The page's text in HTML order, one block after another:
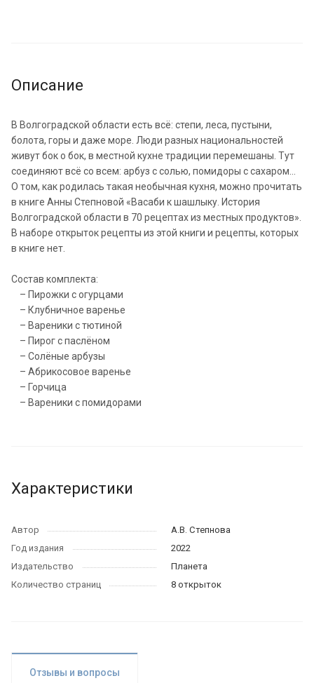
Описание
В Волгоградской области есть всё: степи, леса, пустыни,
болота, горы и даже море. Люди разных национальностей
живут бок о бок, в местной кухне традиции перемешаны. Тут
соединяют всё со всем: арбуз с солью, помидоры с сахаром...
О том, как родилась такая необычная кухня, можно прочитать
в книге Анны Степновой «Васаби к шашлыку. История
Волгоградской области в 70 рецептах из местных продуктов».
В наборе открыток рецепты из этой книги и рецепты, которых
в книге нет.
Состав комплекта:
– Пирожки с огурцами
– Клубничное варенье
– Вареники с тютиной
– Пирог с паслёном
– Солёные арбузы
– Абрикосовое варенье
– Горчица
– Вареники с помидорами
Характеристики
Автор
А.В. Степнова
Год издания
2022
Издательство
Планета
Количество страниц
8 открыток
Отзывы и вопросы